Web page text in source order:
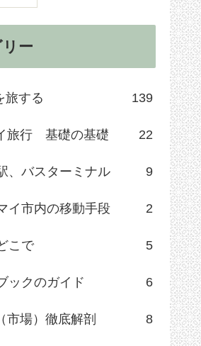
ー
旅する 139
旅行 基礎の基礎 22
、バスターミナル 9
イ市内の移動手段 2
こで 5
ックのガイド 6
市場）徹底解剖 8